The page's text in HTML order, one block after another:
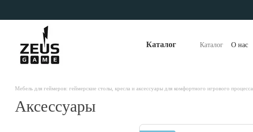
Каталог Каталог О нас
Мебель для геймеров: геймерские столы, кресла и аксессуары для комфортного игрового процесса
Аксессуары